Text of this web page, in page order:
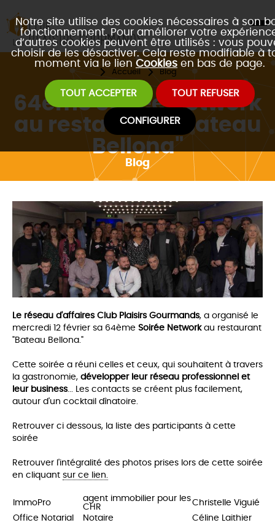
Notre site utilise des cookies nécessaires à son
fonctionnement. Pour améliorer votre
d’autres cookies peuvent être utilisés : vous
choisir de les désactiver. Cela reste modifiable à
moment via le lien Cookies en bas de page.
TOUT ACCEPTER TOUT REFUSER
CONFIGURER
Accueil Blog
64ème Soirée Network
au restaurant "Bateau
Bellona"
Blog
Le réseau d'affaires Club Plaisirs Gourmands, a organisé le
mercredi 12 février sa 64ème Soirée Networkau restaurant
"Bateau Bellona."
Cette soirée a réuni celles et ceux, qui souhaitent à travers
la gastronomie, développer leur réseau professionnel et
leur business... Les contacts se créent plus facilement,
autour d'un cocktail dînatoire.
Retrouver ci dessous, la liste des participants à cette
soirée
Retrouver l'intégralité des photos prises lors de cette soirée
en cliquant sur ce lien.
ImmoPro
agent immobilier pour les
CHR
Christelle Viguié
Office Notarial
Notaire Céline Laithier